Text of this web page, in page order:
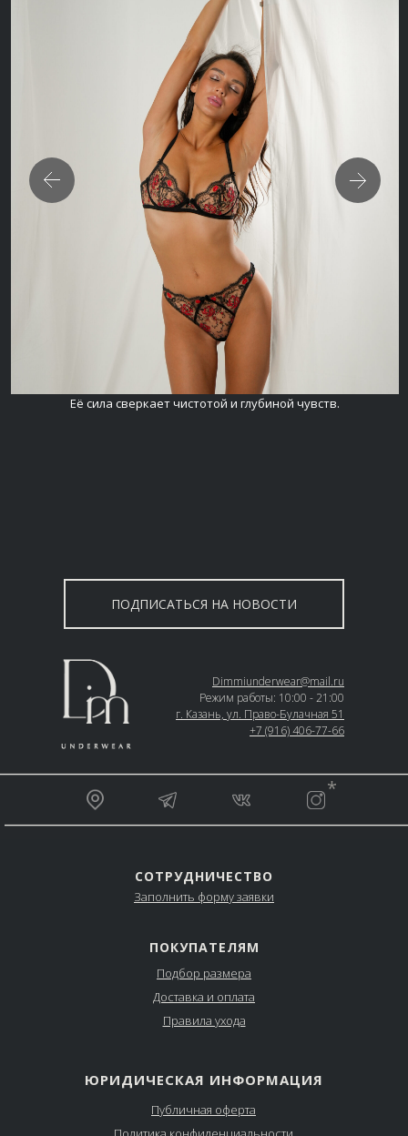
Её сила сверкает чистотой и глубиной чувств.
ПОДПИСАТЬСЯ НА НОВОСТИ
Dimmiunderwear@mail.ru
Режим работы: 10:00 - 21:00
г. Казань, ул. Право-Булачная 51
+7 (916) 406-77-66
*
ПОКУПАТЕЛЯМ
СОТРУДНИЧЕСТВО
Подбор размера
Доставка и оплата
Правила ухода
Заполнить форму заявки
ЮРИДИЧЕСКАЯ ИНФОРМАЦИЯ
Публичная оферта